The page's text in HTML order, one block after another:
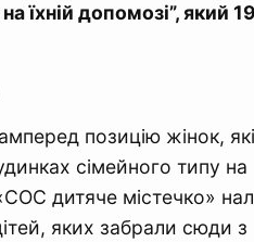
їхній допомозі”, який 19
позицію жінок, які
сімейного типу на
дитяче містечко»
яких забрали сюди з